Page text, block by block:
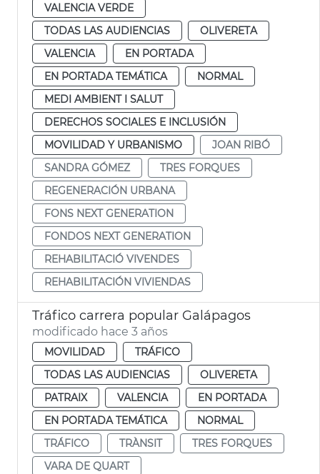
VALENCIA VERDE
TODAS LAS AUDIENCIAS
OLIVERETA
VALENCIA
EN PORTADA
EN PORTADA TEMÁTICA
NORMAL
MEDI AMBIENT I SALUT
DERECHOS SOCIALES E INCLUSIÓN
MOVILIDAD Y URBANISMO
JOAN RIBÓ
SANDRA GÓMEZ
TRES FORQUES
REGENERACIÓN URBANA
FONS NEXT GENERATION
FONDOS NEXT GENERATION
REHABILITACIÓ VIVENDES
REHABILITACIÓN VIVIENDAS
Tráfico carrera popular Galápagos
modificado hace 3 años
MOVILIDAD
TRÁFICO
TODAS LAS AUDIENCIAS
OLIVERETA
PATRAIX
VALENCIA
EN PORTADA
EN PORTADA TEMÁTICA
NORMAL
TRÁFICO
TRÀNSIT
TRES FORQUES
VARA DE QUART